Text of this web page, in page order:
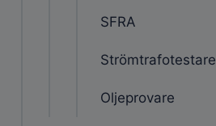
SFRA
Strömtrafotestare
Oljeprovare